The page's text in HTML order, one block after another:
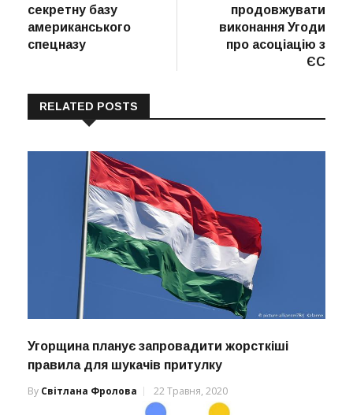
секретну базу
американського
спецназу
продовжувати
виконання Угоди
про асоціацію з
ЄС
RELATED POSTS
Угорщина планує запровадити жорсткіші
правила для шукачів притулку
By Світлана Фролова 22 Травня, 2020